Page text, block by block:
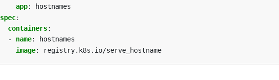
app:
hostnames
spec:
containers:
- name:
hostnames
image: registry.k8s.io/serve_hostname